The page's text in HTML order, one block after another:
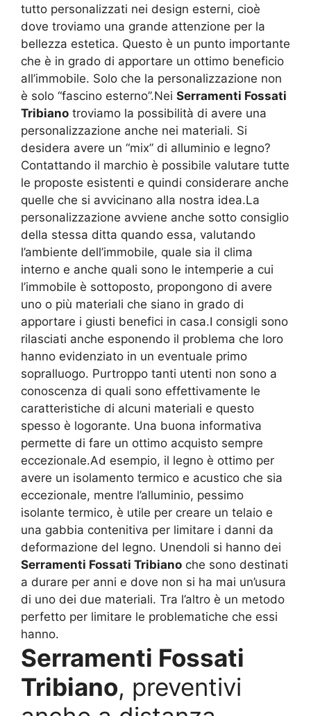
tutto personalizzati nei design esterni, cioè
dove troviamo una grande attenzione per la
bellezza estetica. Questo è un punto importante
che è in grado di apportare un ottimo beneficio
all’immobile. Solo che la personalizzazione non
è solo “fascino esterno”.Nei Serramenti Fossati
Tribiano troviamo la possibilità di avere una
personalizzazione anche nei materiali. Si
desidera avere un “mix” di alluminio e legno?
Contattando il marchio è possibile valutare tutte
le proposte esistenti e quindi considerare anche
quelle che si avvicinano alla nostra idea.La
personalizzazione avviene anche sotto consiglio
della stessa ditta quando essa, valutando
l’ambiente dell’immobile, quale sia il clima
interno e anche quali sono le intemperie a cui
l’immobile è sottoposto, propongono di avere
uno o più materiali che siano in grado di
apportare i giusti benefici in casa.I consigli sono
rilasciati anche esponendo il problema che loro
hanno evidenziato in un eventuale primo
sopralluogo. Purtroppo tanti utenti non sono a
conoscenza di quali sono effettivamente le
caratteristiche di alcuni materiali e questo
spesso è logorante. Una buona informativa
permette di fare un ottimo acquisto sempre
eccezionale.Ad esempio, il legno è ottimo per
avere un isolamento termico e acustico che sia
eccezionale, mentre l’alluminio, pessimo
isolante termico, è utile per creare un telaio e
una gabbia contenitiva per limitare i danni da
deformazione del legno. Unendoli si hanno dei
Serramenti Fossati Tribiano che sono destinati
a durare per anni e dove non si ha mai un’usura
di uno dei due materiali. Tra l’altro è un metodo
perfetto per limitare le problematiche che essi
hanno.
Serramenti Fossati
Tribiano, preventivi